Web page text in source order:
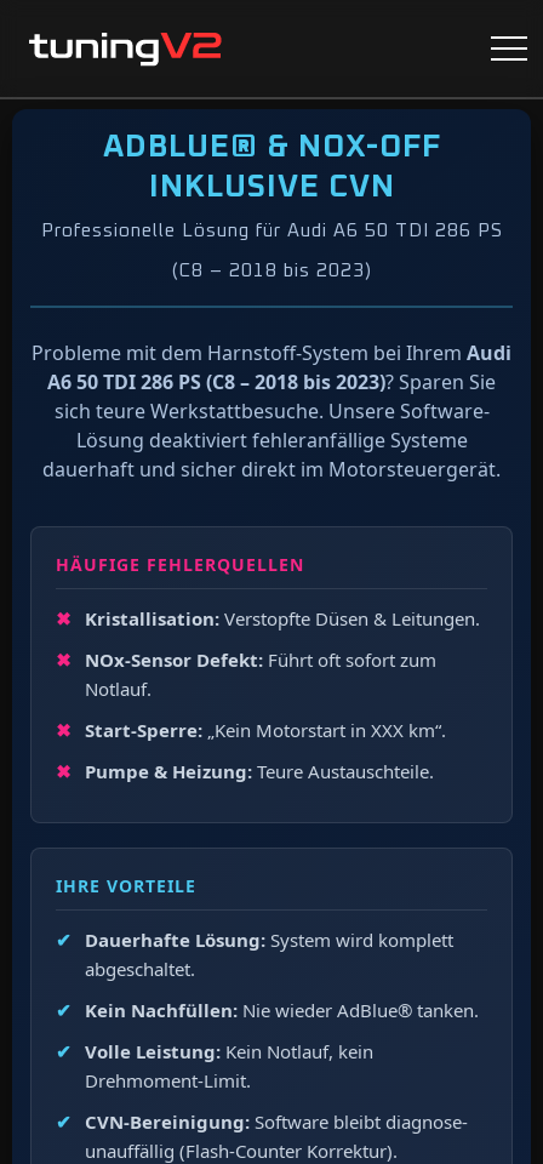
ADBLUE® & NOX-OFF
INKLUSIVE CVN
Professionelle Lösung für Audi A6 50 TDI 286 PS
(C8 – 2018 bis 2023)
Probleme mit dem Harnstoff-System bei Ihrem Audi
A6 50 TDI 286 PS (C8 – 2018 bis 2023)? Sparen Sie
sich teure Werkstattbesuche. Unsere Software-
Lösung deaktiviert fehleranfällige Systeme
dauerhaft und sicher direkt im Motorsteuergerät.
HÄUFIGE FEHLERQUELLEN
Kristallisation: Verstopfte Düsen & Leitungen.
NOx-Sensor Defekt: Führt oft sofort zum
Notlauf.
Start-Sperre: „Kein Motorstart in XXX km“.
Pumpe & Heizung: Teure Austauschteile.
IHRE VORTEILE
Dauerhafte Lösung: System wird komplett
abgeschaltet.
Kein Nachfüllen: Nie wieder AdBlue® tanken.
Volle Leistung: Kein Notlauf, kein
Drehmoment-Limit.
CVN-Bereinigung: Software bleibt diagnose-
unauffällig (Flash-Counter Korrektur).